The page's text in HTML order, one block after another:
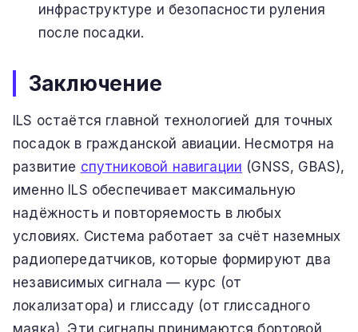
инфраструктуре и безопасности руления
после посадки.
Заключение
ILS остаётся главной технологией для точных
посадок в гражданской авиации. Несмотря на
развитие спутниковой навигации (GNSS, GBAS),
именно ILS обеспечивает максимальную
надёжность и повторяемость в любых
условиях. Система работает за счёт наземных
радиопередатчиков, которые формируют два
независимых сигнала — курс (от
локализатора) и глиссаду (от глиссадного
маяка). Эти сигналы принимаются бортовой